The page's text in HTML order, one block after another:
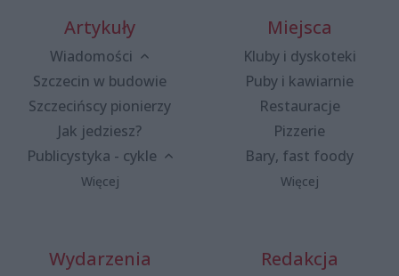
Artykuły
Wiadomości
Szczecin w budowie
Szczecińscy pionierzy
Jak jedziesz?
Publicystyka - cykle
Więcej
Miejsca
Kluby i dyskoteki
Puby i kawiarnie
Restauracje
Pizzerie
Bary, fast foody
Więcej
Wydarzenia Redakcja